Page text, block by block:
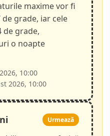
maxime vor fi
grade, iar cele
de grade,
o noapte
10:00
2026, 10:00
Urmează